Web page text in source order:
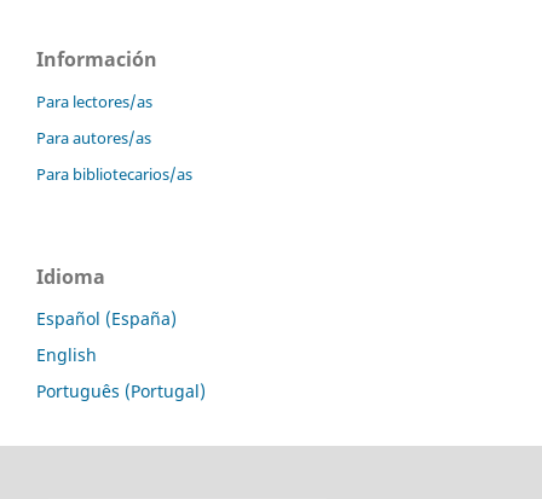
Información
Para lectores/as
Para autores/as
Para bibliotecarios/as
Idioma
Español (España)
English
Português (Portugal)